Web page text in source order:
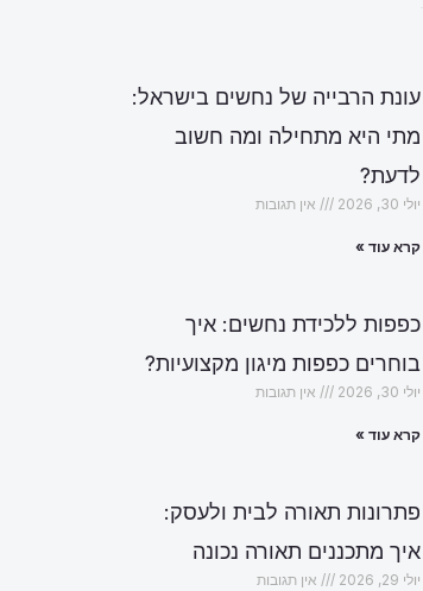
עונת הרבייה של נחשים בישראל:
מתי היא מתחילה ומה חשוב
לדעת?
יולי 30, 2026 אין תגובות
קרא עוד »
כפפות ללכידת נחשים: איך
בוחרים כפפות מיגון מקצועיות?
יולי 30, 2026 אין תגובות
קרא עוד »
פתרונות תאורה לבית ולעסק:
איך מתכננים תאורה נכונה
יולי 29, 2026 אין תגובות